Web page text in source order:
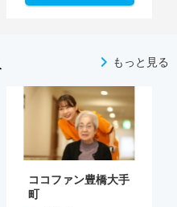
もっと見る
ココファン豊橋大手
町